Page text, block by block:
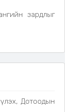
мм
зардлыг
Дотоодын